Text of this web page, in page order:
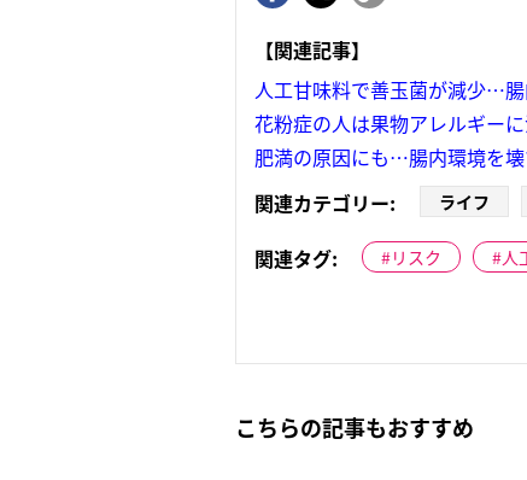
【関連記事】
人工甘味料で善玉菌が減少…
花粉症の人は果物アレルギー
肥満の原因にも…腸内環境を
関連カテゴリー:
ライフ
関連タグ: リスク 人
こちらの記事もおすすめ